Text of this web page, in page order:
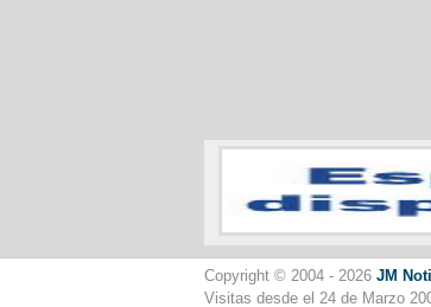
Copyright © 2004 - 2026 JM
Visitas desde el 24 de Marzo